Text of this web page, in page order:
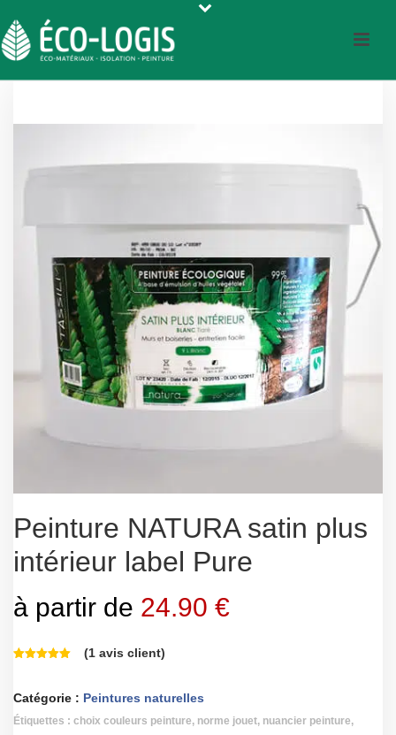
Peinture NATURA satin plus
intérieur label Pure
à partir de 24.90 €
(1avis client)
Catégorie : Peintures naturelles
Étiquettes : choix couleurs peinture, norme jouet, nuancier peinture,